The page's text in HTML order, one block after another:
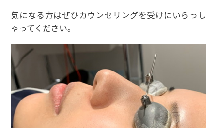
気になる方はぜひカウンセリングを受けにいらっし
ゃってください。